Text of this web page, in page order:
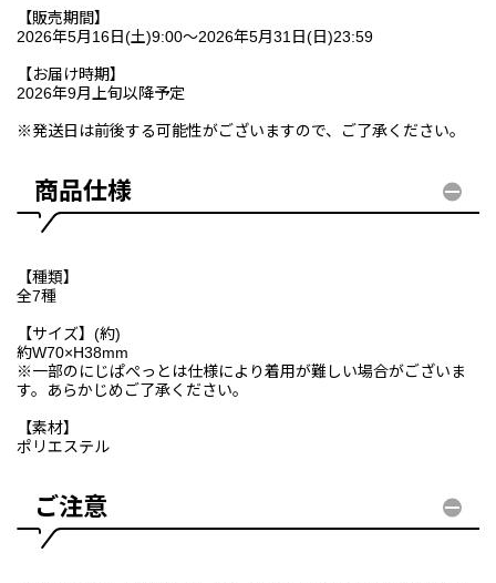
【販売期間】
2026年5月16日(土)9:00～2026年5月31日(日)23:59
【お届け時期】
2026年9月上旬以降予定
※発送日は前後する可能性がございますので、ご了承ください。
商品仕様
【種類】
全7種
【サイズ】(約)
約W70×H38mm
※一部のにじぱぺっとは仕様により着用が難しい場合がございま
す。あらかじめご了承ください。
【素材】
ポリエステル
ご注意